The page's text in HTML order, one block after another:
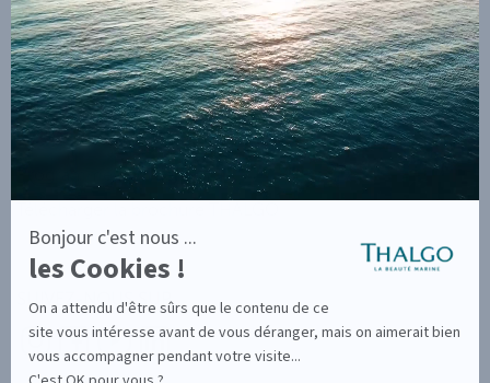
SERVICES ET AIDES
Mon Compte
Suivi de Commande
Service Client
Programme de Fidélité
SUIVEZ-NOUS SUR